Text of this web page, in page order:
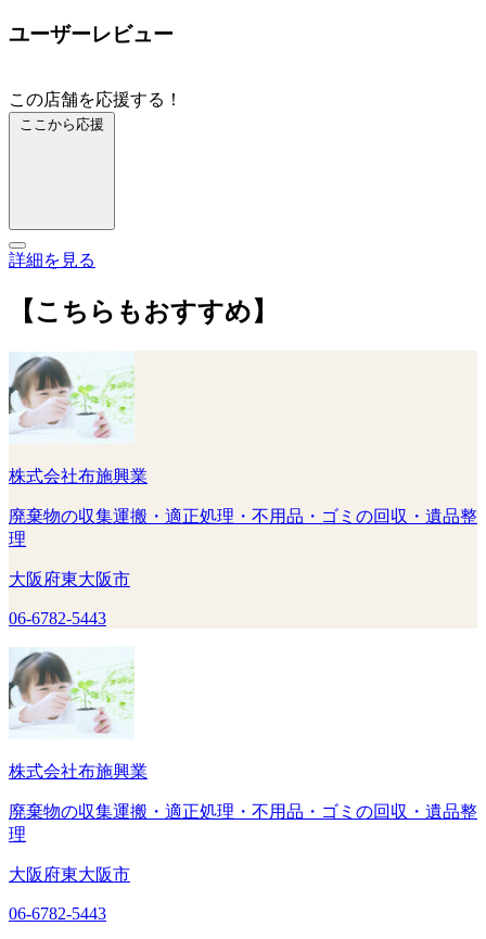
ユーザーレビュー
この店舗を応援する！
ここから応援
詳細を見る
【こちらもおすすめ】
株式会社布施興業
廃棄物の収集運搬・適正処理・不用品・ゴミの回収・遺品整
理
大阪府東大阪市
06-6782-5443
株式会社布施興業
廃棄物の収集運搬・適正処理・不用品・ゴミの回収・遺品整
理
大阪府東大阪市
06-6782-5443